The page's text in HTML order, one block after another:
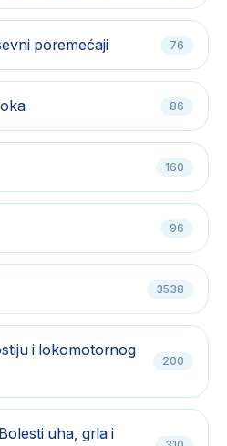
poremećaji 76
86
160
96
3538
i lokomotornog
200
uha, grla i